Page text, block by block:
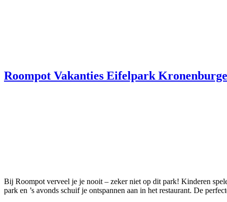
Roompot Vakanties Eifelpark
Bij Roompot verveel je je nooit – zeker niet op dit park! Kinderen
park en ’s avonds schuif je ontspannen aan in het restaurant. De